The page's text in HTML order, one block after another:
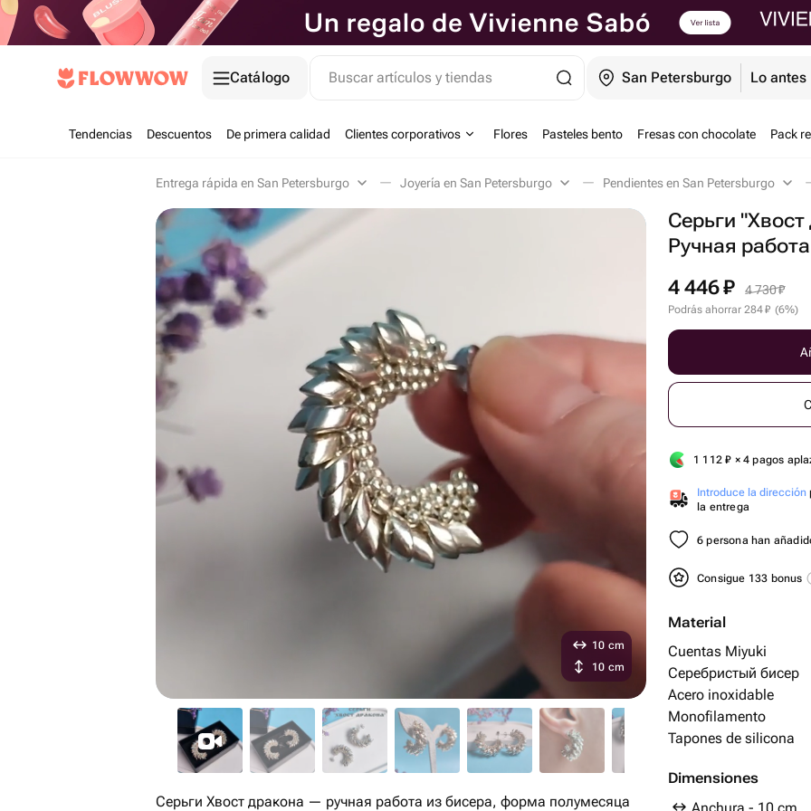
Catálogo Buscar artículos y tiendas San Petersburgo Lo antes
Tendencias Descuentos De primera calidad Clientes corporativos Flores Pasteles bento Fresas con chocolate Pack
Entrega rápida en San Petersburgo Joyería en San Petersburgo Pendientes en San Petersburgo
Серьги
Ручная
4 446₽ 4 730₽
Podrás ahorrar 284₽ (6%)
1 112₽ × 4 pagos
Introduce la dirección
la entrega
6 persona han
Consigue 133 bonus
Material
Cuentas Miyuki
Серебристый бисер
Acero inoxidable
Monofilamento
Tapones de silicona
Dimensiones
10 cm
10 cm
Серьги Хвост дракона — ручная работа из бисера, форма полумесяца